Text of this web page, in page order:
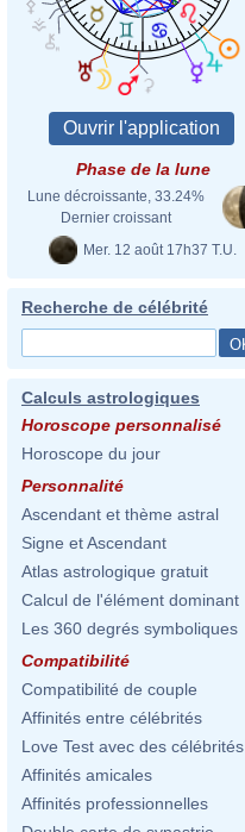
Phase de la lune
Lune décroissante, 33.24%
Dernier croissant
Mer. 12 août 17h37 T.U.
Recherche de célébrité
Calculs astrologiques
Horoscope personnalisé
Horoscope du jour
Personnalité
Ascendant et thème astral
Signe et Ascendant
Atlas astrologique gratuit
Calcul de l'élément dominant
Les 360 degrés symboliques
Compatibilité
Compatibilité de couple
Affinités entre célébrités
Love Test avec des célébrités
Affinités amicales
Affinités professionnelles